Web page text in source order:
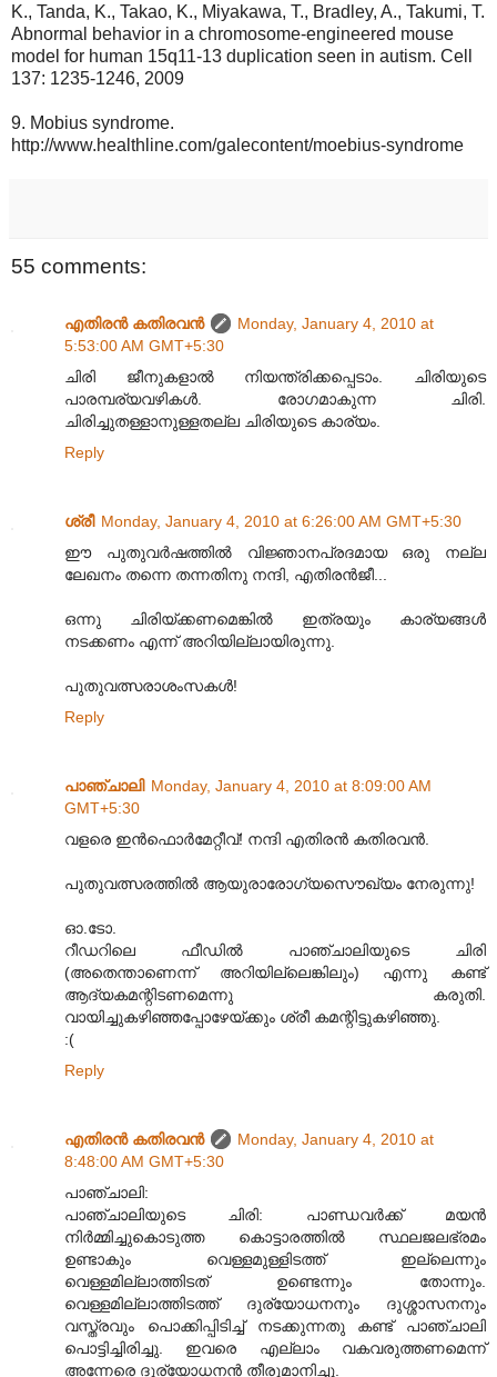
K., Tanda, K., Takao, K., Miyakawa, T., Bradley, A., Takumi, T.
Abnormal behavior in a chromosome-engineered mouse
model for human 15q11-13 duplication seen in autism. Cell
137: 1235-1246, 2009
9. Mobius syndrome.
http://www.healthline.com/galecontent/moebius-syndrome
55 comments:
എതിരന്‍ കതിരവന്‍
Monday, January 4, 2010 at
5:53:00 AM GMT+5:30
ചിരി ജീനുകളാൽ നിയന്ത്രിക്കപ്പെടാം. ചിരിയുടെ
പാരമ്പര്യവഴികൾ. രോഗമാകുന്ന ചിരി.
ചിരിച്ചുതള്ളാനുള്ളതല്ല ചിരിയുടെ കാര്യം.
Reply
ശ്രീ Monday, January 4, 2010 at 6:26:00 AM GMT+5:30
ഈ പുതുവര്‍ഷത്തില്‍ വിജ്ഞാനപ്രദമായ ഒരു നല്ല
ലേഖനം തന്നെ തന്നതിനു നന്ദി, എതിരന്‍ജീ...
ഒന്നു ചിരിയ്ക്കണമെങ്കില്‍ ഇത്രയും കാര്യങ്ങള്‍
നടക്കണം എന്ന് അറിയില്ലായിരുന്നു.
പുതുവത്സരാശംസകള്‍!
Reply
പാഞ്ചാലി Monday, January 4, 2010 at 8:09:00 AM
GMT+5:30
വളരെ ഇന്‍ഫൊര്‍മേറ്റീവ്! നന്ദി എതിരന്‍ കതിരവന്‍.
പുതുവത്സരത്തില്‍ ആയുരാരോഗ്യസൌഖ്യം നേരുന്നു!
ഓ.ടോ.
റീഡറിലെ ഫീഡില്‍ പാഞ്ചാലിയുടെ ചിരി
(അതെന്താണെന്ന് അറിയില്ലെങ്കിലും) എന്നു കണ്ട്
ആദ്യകമന്റിടണമെന്നു കരുതി.
വായിച്ചുകഴിഞ്ഞപ്പോഴേയ്ക്കും ശ്രീ കമന്റിട്ടുകഴിഞ്ഞു.
:(
Reply
എതിരന്‍ കതിരവന്‍
Monday, January 4, 2010 at
8:48:00 AM GMT+5:30
പാഞ്ചാലി:
പാഞ്ചാലിയുടെ ചിരി: പാണ്ഡവർക്ക് മയൻ
നിർമ്മിച്ചുകൊടുത്ത കൊട്ടാരത്തിൽ സ്ഥലജലഭ്രമം
ഉണ്ടാകും വെള്ളമുള്ളിടത്ത് ഇല്ലെന്നും
വെള്ളമില്ലാത്തിടത് ഉണ്ടെന്നും തോന്നും.
വെള്ളമില്ലാത്തിടത്ത് ദുര്യോധനനും ദുശ്ശാസനനും
വസ്ത്രവും പൊക്കിപ്പിടിച്ച് നടക്കുന്നതു കണ്ട് പാഞ്ചാലി
പൊട്ടിച്ചിരിച്ചു. ഇവരെ എല്ലാം വകവരുത്തണമെന്ന്
അന്നേരെ ദുര്യോധനൻ തീരുമാനിച്ചു.